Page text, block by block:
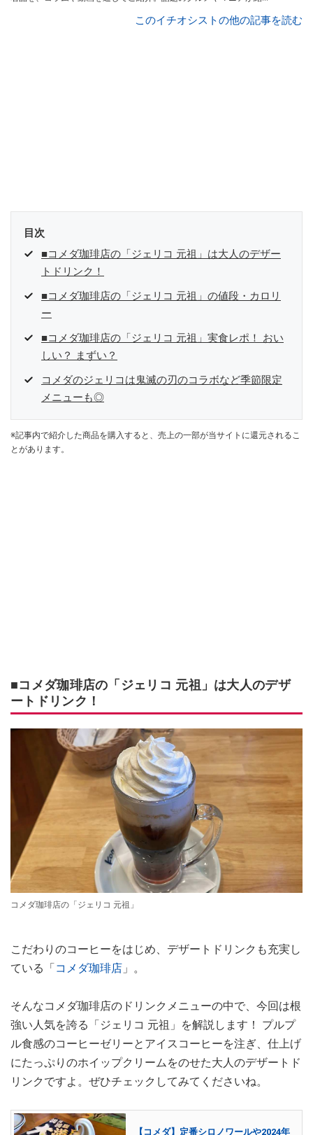
インフルエンサーが実際に使用してレビューしています。毎日トレン
このイチオシストの他の記事を読む
目次
■コメダ珈琲店の「ジェリコ 元祖」は大人のデザー
トドリンク！
■コメダ珈琲店の「ジェリコ 元祖」の値段・カロリ
ー
■コメダ珈琲店の「ジェリコ 元祖」実食レポ！ おい
しい？ まずい？
コメダのジェリコは鬼滅の刃のコラボなど季節限定
メニューも◎
※記事内で紹介した商品を購入すると、売上の一部が当サイトに還元されるこ
とがあります。
■コメダ珈琲店の「ジェリコ 元祖」は大人のデザ
ートドリンク！
コメダ珈琲店の「ジェリコ 元祖」
こだわりのコーヒーをはじめ、デザートドリンクも充実し
ている「コメダ珈琲店 」。
そんなコメダ珈琲店のドリンクメニューの中で、今回は根
強い人気を誇る「ジェリコ 元祖」を解説します！ プルプ
ル食感のコーヒーゼリーとアイスコーヒーを注ぎ、仕上げ
にたっぷりのホイップクリームをのせた大人のデザートド
リンクですよ。ぜひチェックしてみてくださいね。
【コメダ】定番シロノワールや2024年